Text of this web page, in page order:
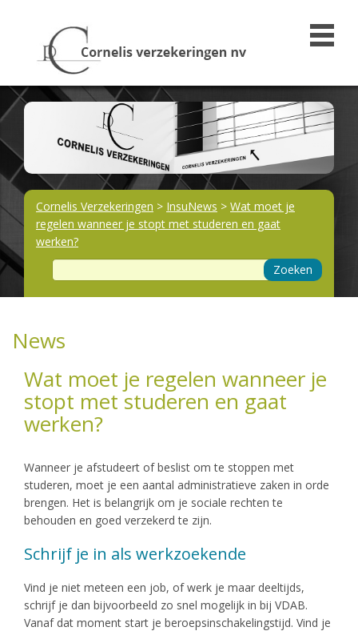
Cornelis Verzekeringen > InsuNews > Wat moet je
regelen wanneer je stopt met studeren en gaat
werken?
Zoeken
News
Wat moet je regelen wanneer je
stopt met studeren en gaat
werken?
Wanneer je afstudeert of beslist om te stoppen met
studeren, moet je een aantal administratieve zaken in orde
brengen. Het is belangrijk om je sociale rechten te
behouden en goed verzekerd te zijn.
Schrijf je in als werkzoekende
Vind je niet meteen een job, of werk je maar deeltijds,
schrijf je dan bijvoorbeeld zo snel mogelijk in bij VDAB.
Vanaf dat moment start je beroepsinschakelingstijd. Vind je